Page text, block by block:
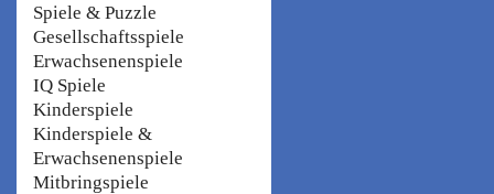
Spiele & Puzzle
Gesellschaftsspiele
Erwachsenenspiele
IQ Spiele
Kinderspiele
Kinderspiele &
Erwachsenenspiele
Mitbringspiele